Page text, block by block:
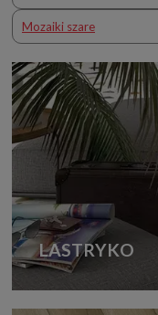
Mozaiki szare
LASTRYKO